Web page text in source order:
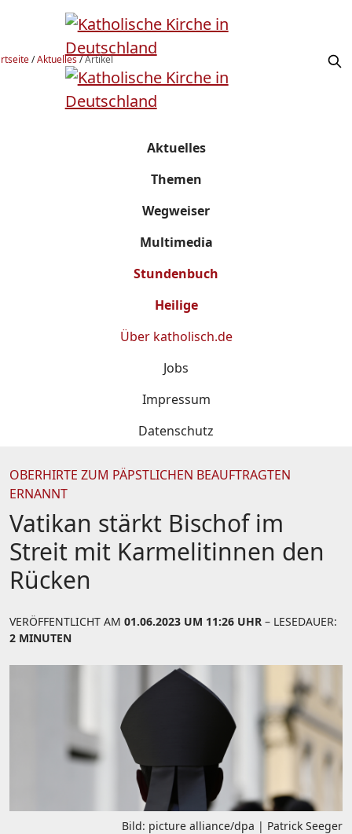
/Aktuelles/Artikel
Aktuelles
Themen
Wegweiser
Multimedia
Stundenbuch
Heilige
Über katholisch.de
Jobs
Impressum
Datenschutz
OBERHIRTE ZUM PÄPSTLICHEN BEAUFTRAGTEN
ERNANNT
Vatikan stärkt Bischof im
Streit mit Karmelitinnen den
Rücken
VERÖFFENTLICHT AM 01.06.2023 UM 11:26 UHR – LESEDAUER:
2 MINUTEN
Bild: picture alliance/dpa | Patrick Seeger